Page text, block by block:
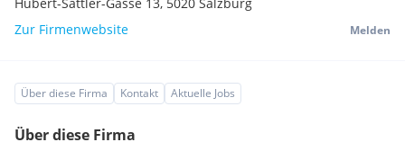
Zur Firmenwebsite
Melden
Über diese Firma Kontakt Aktuelle Jobs
Über diese Firma